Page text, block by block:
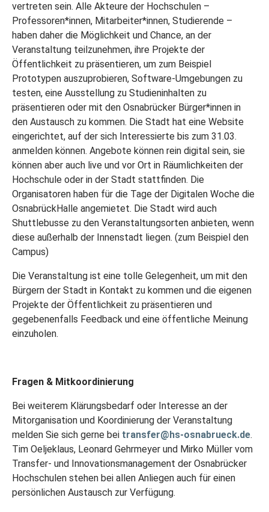
vertreten sein. Alle Akteure der Hochschulen –
Professoren*innen, Mitarbeiter*innen, Studierende –
haben daher die Möglichkeit und Chance, an der
Veranstaltung teilzunehmen, ihre Projekte der
Öffentlichkeit zu präsentieren, um zum Beispiel
Prototypen auszuprobieren, Software-Umgebungen zu
testen, eine Ausstellung zu Studieninhalten zu
präsentieren oder mit den Osnabrücker Bürger*innen in
den Austausch zu kommen. Die Stadt hat eine Website
eingerichtet, auf der sich Interessierte bis zum 31.03.
anmelden können. Angebote können rein digital sein, sie
können aber auch live und vor Ort in Räumlichkeiten der
Hochschule oder in der Stadt stattfinden. Die
Organisatoren haben für die Tage der Digitalen Woche die
OsnabrückHalle angemietet. Die Stadt wird auch
Shuttlebusse zu den Veranstaltungsorten anbieten, wenn
diese außerhalb der Innenstadt liegen. (zum Beispiel den
Campus)
Die Veranstaltung ist eine tolle Gelegenheit, um mit den
Bürgern der Stadt in Kontakt zu kommen und die eigenen
Projekte der Öffentlichkeit zu präsentieren und
gegebenenfalls Feedback und eine öffentliche Meinung
einzuholen.
Fragen & Mitkoordinierung
Bei weiterem Klärungsbedarf oder Interesse an der
Mitorganisation und Koordinierung der Veranstaltung
melden Sie sich gerne bei transfer@hs-osnabrueck.de.
Tim Oeljeklaus, Leonard Gehrmeyer und Mirko Müller vom
Transfer- und Innovationsmanagement der Osnabrücker
Hochschulen stehen bei allen Anliegen auch für einen
persönlichen Austausch zur Verfügung.